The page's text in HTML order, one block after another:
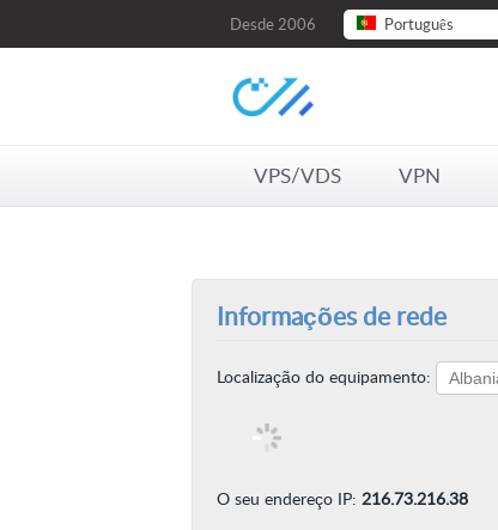
Desde 2006 Português
VPS/VDS VPN
Informações de rede
Localização do equipamento:
O seu endereço IP: 216.73.216.38